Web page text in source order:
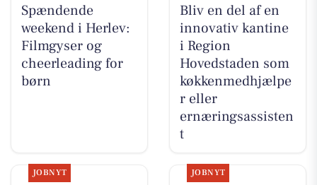
Spændende
weekend i Herlev:
Filmgyser og
cheerleading for
børn
Bliv en del af en
innovativ kantine
i Region
Hovedstaden som
køkkenmedhjælpe
r eller
ernæringsassisten
t
JOBNYT JOBNYT